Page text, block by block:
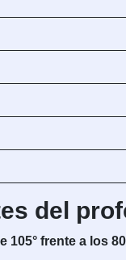
del
frente a los